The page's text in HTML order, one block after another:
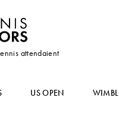
attendaient
US OPEN